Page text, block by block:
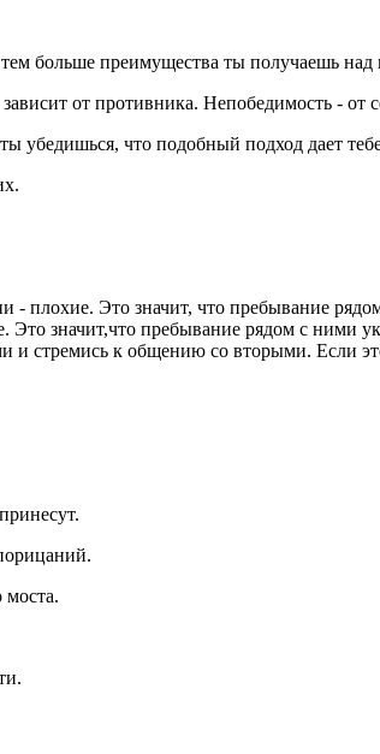
больше преимущества ты получаешь над
от противника. Непобедимость - от
убедишься, что подобный подход дает
плохие. Это значит, что пребывание
значит,что пребывание рядом с ними
стремись к общению со вторыми. Если
моста.